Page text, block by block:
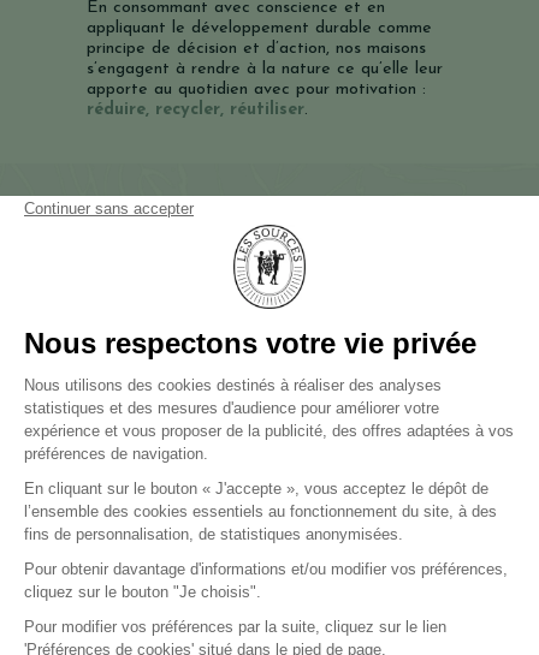
En consommant avec conscience et en
appliquant le développement durable comme
principe de décision et d’action, nos maisons
s’engagent à rendre à la nature ce qu’elle leur
apporte au quotidien avec pour motivation :
réduire, recycler, réutiliser.
NOUS CONTACTER
PRESSE
LES SOURCES DE CAUDALIE
Palace et 3 Clefs Michelin
LES SOURCES DE CHEVERNY
Hôtel 5 étoiles et 2 Clefs Michelin
LES SOURCES DE VOUGEOT
Hôtel 5 étoiles